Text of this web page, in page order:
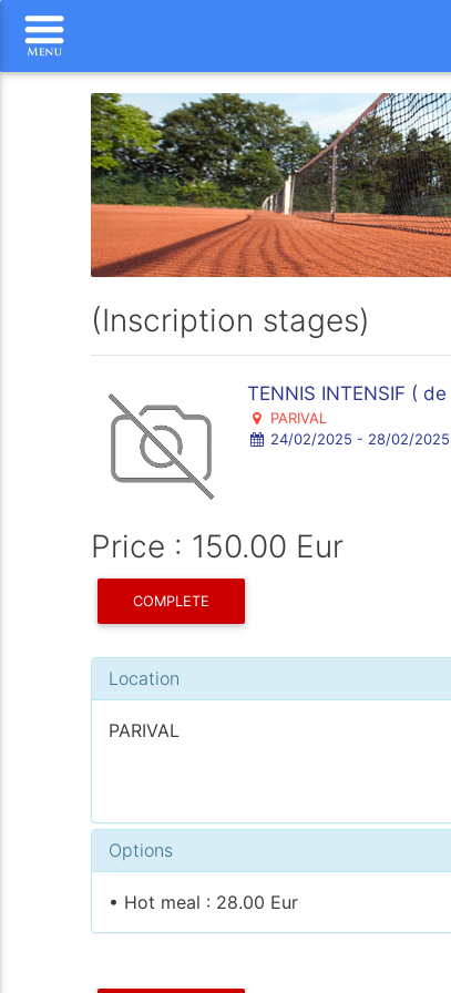
(Inscription stages)
TENNIS INTENSIF (
PARIVAL
24/02/2025 - 28/02/2025
Price : 150.00 Eur
COMPLETE
Location
PARIVAL
Options
• Hot meal : 28.00 Eur